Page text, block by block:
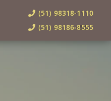
(51) 98318-1110
(51) 98186-8555